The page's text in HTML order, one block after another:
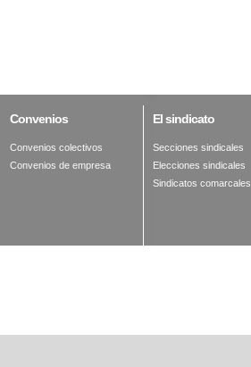
Convenios
Convenios colectivos
Convenios de empresa
Elsindicato
Secciones sindicales
Elecciones sindicales
Sindicatos comarcales